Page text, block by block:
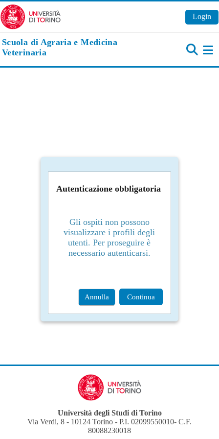
Vai al contenuto principale
Login
Scuola di Agraria e Medicina
Veterinaria
Autenticazione obbligatoria
Gli ospiti non possono
visualizzare i profili degli
utenti. Per proseguire è
necessario autenticarsi.
Annulla Continua
Università degli Studi di Torino
Via Verdi, 8 - 10124 Torino - P.I. 02099550010- C.F.
80088230018